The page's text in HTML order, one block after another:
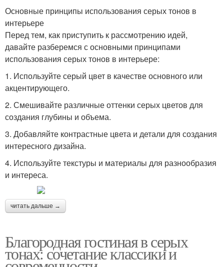
Основные принципы использования серых тонов в
интерьере
Перед тем, как приступить к рассмотрению идей,
давайте разберемся с основными принципами
использования серых тонов в интерьере:
1. Используйте серый цвет в качестве основного или
акцентирующего.
2. Смешивайте различные оттенки серых цветов для
создания глубины и объема.
3. Добавляйте контрастные цвета и детали для создания
интересного дизайна.
4. Используйте текстуры и материалы для разнообразия
и интереса.
читать дальше →
Благородная гостиная в серых
тонах: сочетание классики и